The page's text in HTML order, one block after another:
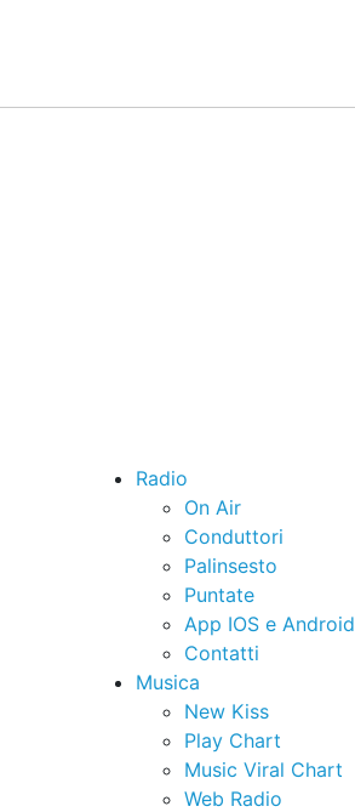
Radio
On Air
Conduttori
Palinsesto
Puntate
App IOS e Android
Contatti
Musica
New Kiss
Play Chart
Music Viral Chart
Web Radio